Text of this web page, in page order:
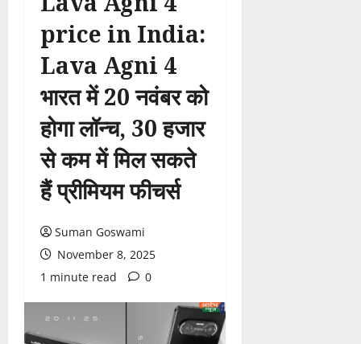
price in India:
Lava Agni 4
भारत में 20 नवंबर को
होगा लॉन्च, 30 हजार
से कम में मिल सकते
हैं प्रीमियम फीचर्स
Suman Goswami
November 8, 2025
1 minute read
0